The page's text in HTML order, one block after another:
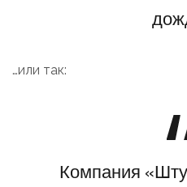
…или так:
Компания